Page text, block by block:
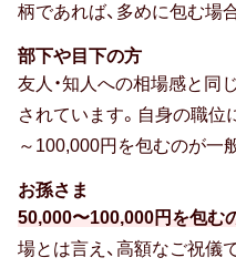
柄であれば、多めに包む場
部下や目下の方
友人・知人への相場感と同じ
されています。自身の職位
～100,000円を包むのが一
お孫さま
50,000〜100,000円を包む
場とは言え、高額なご祝儀